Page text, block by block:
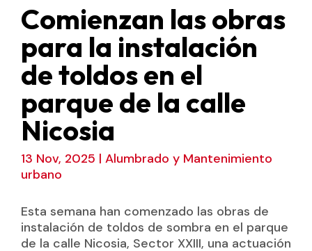
Comienzan las obras
para la instalación
de toldos en el
parque de la calle
Nicosia
13 Nov, 2025 | Alumbrado y Mantenimiento
urbano
Esta semana han comenzado las obras de
instalación de toldos de sombra en el parque
de la calle Nicosia, Sector XXIII, una actuación